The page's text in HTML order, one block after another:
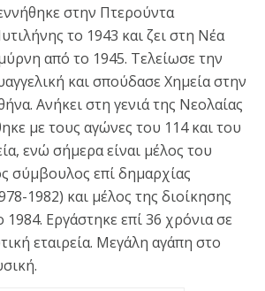
στην Πτερούντα
το 1943 και ζει στη Νέα
από το 1945. Τελείωσε την
και σπούδασε Χημεία στην
Ανήκει στη γενιά της Νεολαίας
με τους αγώνες του 114 και του
ενώ σήμερα είναι μέλος του
σύμβουλος επί δημαρχίας
1982) και μέλος της διοίκησης
Εργάστηκε επί 36 χρόνια σε
εταιρεία. Μεγάλη αγάπη στο